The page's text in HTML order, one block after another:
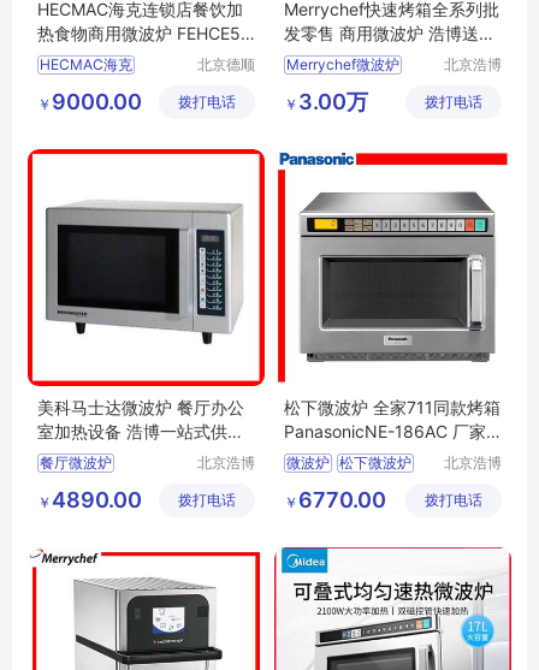
HECMAC海克连锁店餐饮加
热食物商用微波炉 FEHCE50
2 全国维修
HECMAC海克
海克微波炉
北京德顺
设备有限
￥ 9000.00 拨打电话
Merrychef快速烤箱全系列批
发零售 商用微波炉 浩博送货
上门
Merrychef微波炉
商用微波炉
北京快速烤箱
北京浩博
有限公司
￥ 3.00万 拨打电话
美科马士达微波炉 餐厅办公
室加热设备 浩博一站式供应
安装
餐厅微波炉
美科马士达微波炉
北京浩博
有限公司
￥ 4890.00 拨打电话
松下微波炉 全家711同款烤箱
PanasonicNE-186AC 厂家
直发 批发零售
微波炉 松下微波炉
PanasonicNE
北京微波炉
北京浩博
有限公司
￥ 6770.00 拨打电话